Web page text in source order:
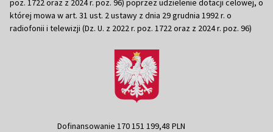
poz. 1722 oraz z 2024 r. poz. 96) poprzez udzielenie dotacji celowej, o
której mowa w art. 31 ust. 2 ustawy z dnia 29 grudnia 1992 r. o
radiofonii i telewizji (Dz. U. z 2022 r. poz. 1722 oraz z 2024 r. poz. 96)
Dofinansowanie 170 151 199,48 PLN